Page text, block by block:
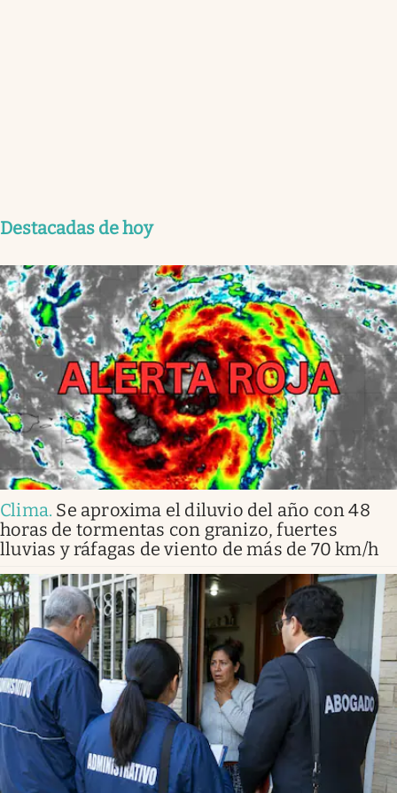
Destacadas de hoy
Clima. Se aproxima el diluvio del año con 48
horas de tormentas con granizo, fuertes
lluvias y ráfagas de viento de más de 70 km/h